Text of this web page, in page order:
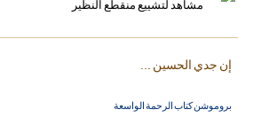
إن جدي الحسين ...
بروموشن كتاب الرحمة الواسعة